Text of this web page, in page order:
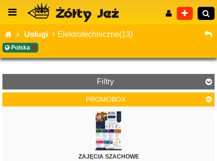
Wyszukiwanie zaawansowane
Usługi Elektrotechniczne(13)
Polska
Filtry
PROMOBOX
ZAJĘCIA SZACHOWE